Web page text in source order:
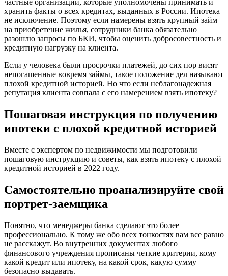
частные организации, которые уполномочены принимать и
хранить факты о всех кредитах, выданных в России. Ипотека
не исключение. Поэтому если намерены взять крупный займ
на приобретение жилья, сотрудники банка обязательно
разошлю запросы по БКИ, чтобы оценить добросовестность и
кредитную нагрузку на клиента.
Если у человека были просрочки платежей, до сих пор висят
непогашенные вовремя займы, такое положение дел называют
плохой кредитной историей. Но что если неблагонадежная
репутация клиента совпала с его намерением взять ипотеку?
Пошаговая инструкция по получению
ипотеки с плохой кредитной историей
Вместе с экспертом по недвижимости мы подготовили
пошаговую инструкцию и советы, как взять ипотеку с плохой
кредитной историей в 2022 году.
Самостоятельно проанализируйте свой
портрет-заемщика
Понятно, что менеджеры банка сделают это более
профессионально. К тому же обо всех тонкостях вам все равно
не расскажут. Во внутренних документах любого
финансового учреждения прописаны четкие критерии, кому
какой кредит или ипотеку, на какой срок, какую сумму
безопасно выдавать.